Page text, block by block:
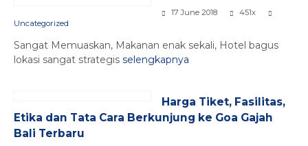
17 June 2018
451x
Uncategorized
Sangat Memuaskan, Makanan enak sekali, Hotel bagus
lokasi sangat strategis selengkapnya
Harga Tiket, Fasilitas,
Etika dan Tata Cara Berkunjung ke Goa Gajah
Bali Terbaru